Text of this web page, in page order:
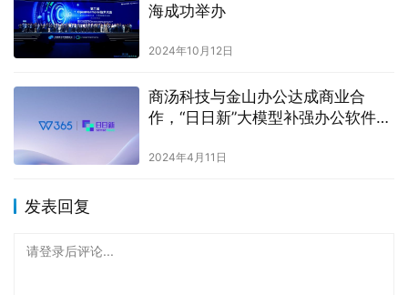
海成功举办
2024年10月12日
商汤科技与金山办公达成商业合
作，“日日新”大模型补强办公软件理
2024年4月11日
发表回复
请登录后评论...